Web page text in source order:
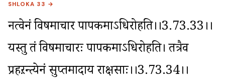
SHLOKA 33 →
नत्वेनं विषमाचार पापकर्माऽधिरोहति।।3.73.33।।
यस्तु तं विषमाचारः पापकर्माऽधिरोहति। तत्रैव
प्रहऱन्त्येनं सुप्तमादाय राक्षसाः।।3.73.34।।